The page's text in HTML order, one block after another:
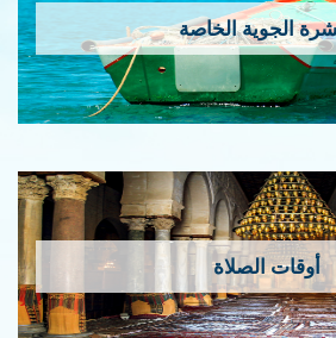
الجوية الخاصة
أوقات الصلاة